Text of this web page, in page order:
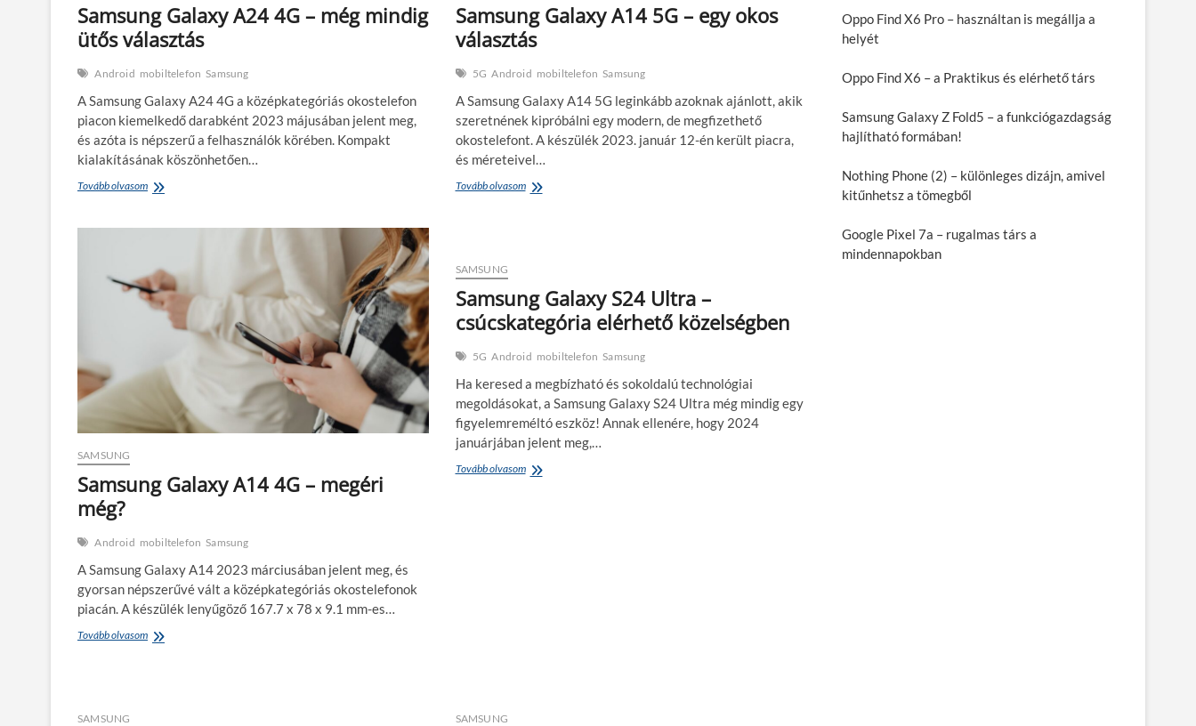
Samsung Galaxy A24 4G – még mindig
ütős választás
Android mobiltelefon Samsung
A Samsung Galaxy A24 4G a középkategóriás okostelefon
piacon kiemelkedő darabként 2023 májusában jelent meg,
és azóta is népszerű a felhasználók körében. Kompakt
kialakításának köszönhetően…
Tovább olvasomSamsung
mindig
ütős
választás
Samsung Galaxy A14 5G – egy okos
választás
5G Android mobiltelefon Samsung
A Samsung Galaxy A14 5G leginkább azoknak ajánlott, akik
szeretnének kipróbálni egy modern, de megfizethető
okostelefont. A készülék 2023. január 12-én került piacra,
és méreteivel…
Tovább olvasomSamsung
választás
SAMSUNG
Samsung Galaxy A14 4G – megéri
még?
Android mobiltelefon Samsung
A Samsung Galaxy A14 2023 márciusában jelent meg, és
gyorsan népszerűvé vált a középkategóriás okostelefonok
piacán. A készülék lenyűgöző 167.7 x 78 x 9.1 mm-es…
Tovább olvasomSamsung
SAMSUNG
Samsung Galaxy S24 Ultra –
csúcskategória elérhető közelségben
5G Android mobiltelefon Samsung
Ha keresed a megbízható és sokoldalú technológiai
megoldásokat, a Samsung Galaxy S24 Ultra még mindig egy
figyelemreméltó eszköz! Annak ellenére, hogy 2024
januárjában jelent meg,…
Tovább olvasomSamsung
SAMSUNG SAMSUNG
Oppo Find X6 Pro – használtan is megállja a
helyét
Oppo Find X6 – a Praktikus és elérhető társ
Samsung Galaxy Z Fold5 – a funkciógazdagság
hajlítható formában!
Nothing Phone (2) – különleges dizájn, amivel
kitűnhetsz a tömegből
Google Pixel 7a – rugalmas társ a
mindennapokban